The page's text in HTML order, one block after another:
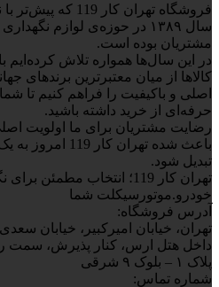
فروشگاه تهران کار
سال ۱۳۸۹ در حوزه‌ی لوازم
مشتریان بوده است.
در این سال‌ها همواره تلاش کرده‌ایم
کالاها از میان معتبرترین برندهای
اصلی و باکیفیت را فراهم کنیم تا
حرفه‌ای از خرید داشته باشید.
رضایت مشتریان برای ما اولویت
باعث شده تهران
تبدیل شود.
تهران کار 119؛ انتخاب
خودرو.موتورسیکلت شما
آدرس فروشگاه:
تهران، خیابان امیرکبیر، خیابان
داخل هتل ارس، کنار پذیرش، سمت
پلاک ۱ – بلوک ۹ شرقی
شماره تماس: